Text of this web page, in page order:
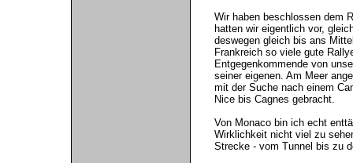
Wir haben beschlossen dem
hatten wir eigentlich vor,
deswegen gleich bis ans
Frankreich so viele gute
Entgegenkommende von
seiner eigenen. Am Meer
mit der Suche nach einem
Nice bis Cagnes gebracht.
Von Monaco bin ich echt
Wirklichkeit nicht viel zu
Strecke - vom Tunnel bis zu